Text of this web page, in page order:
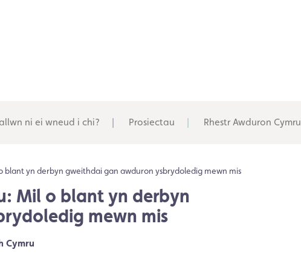
ni ei wneud i chi? Prosiectau Rhestr Awduron Cymru
blant yn derbyn gweithdai gan awduron ysbrydoledig mewn mis
Mil o blant yn derbyn
mewn mis
Cymru